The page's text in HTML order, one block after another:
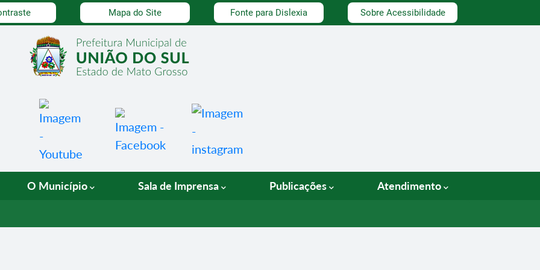
Mapa do Site Fonte para Dislexia Sobre Acessibilidade
O Município Sala de Imprensa Publicações Atendimento